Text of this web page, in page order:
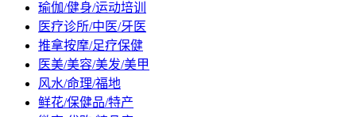
瑜伽/健身/运动培训
医疗诊所/中医/牙医
推拿按摩/足疗保健
医美/美容/美发/美甲
风水/命理/福地
鲜花/保健品/特产